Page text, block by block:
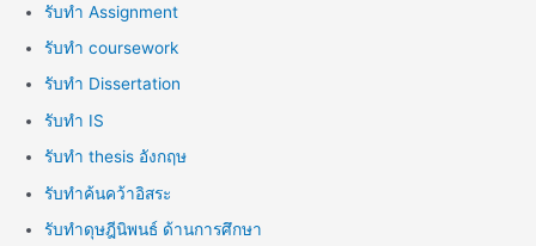
รับทำ Assignment
รับทำ coursework
รับทำ Dissertation
รับทำ IS
รับทำ thesis อังกฤษ
รับทำค้นคว้าอิสระ
รับทำดุษฎีนิพนธ์ ด้านการศึกษา